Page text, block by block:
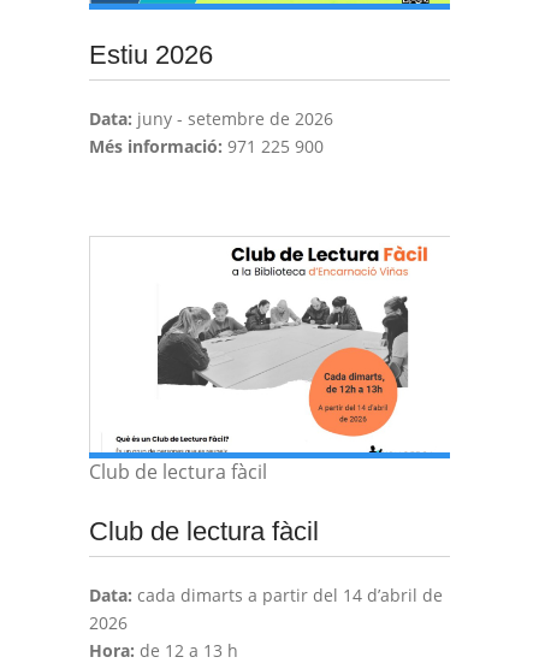
Estiu 2026
Data: juny - setembre de 2026
Més informació: 971 225 900
Club de lectura fàcil
Club de lectura fàcil
Data: cada dimarts a partir del 14 d’abril de
2026
Hora: de 12 a 13 h